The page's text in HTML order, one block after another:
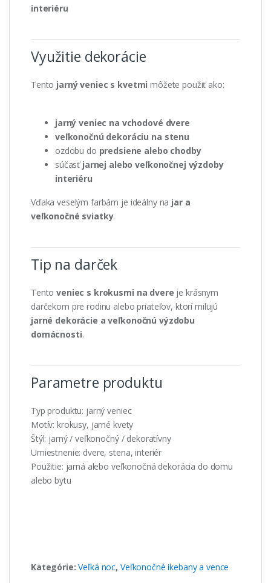
interiéru
Využitie dekorácie
Tento jarný veniec s kvetmi môžete použiť ako:
jarný veniec na vchodové dvere
veľkonočnú dekoráciu na stenu
ozdobu do predsiene alebo chodby
súčasťjarnej alebo veľkonočnej výzdoby
interiéru
Vďaka veselým farbám je ideálny na jar a
veľkonočné sviatky.
Tip na darček
Tentoveniec s krokusmi na dvere je krásnym
darčekom pre rodinu alebo priateľov, ktorí milujú
jarné dekorácie a veľkonočnú výzdobu
domácnosti.
Parametre produktu
Typ produktu: jarný veniec
Motív: krokusy, jarné kvety
Štýl: jarný / veľkonočný / dekoratívny
Umiestnenie: dvere, stena, interiér
Použitie: jarná alebo veľkonočná dekorácia do domu
alebo bytu
Kategórie:Veľká noc, Veľkonočné ikebany a vence